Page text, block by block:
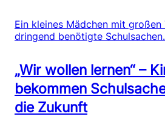
Ein kleines Mädchen mit großen
dringend benötigte Schulsachen.
„Wir wollen lernen“ –
bekommen
die Zukunft